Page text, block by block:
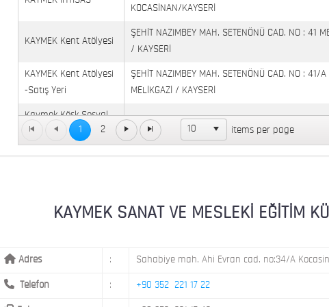
KOCASİNAN/KAYSERİ
KAYMEK Kent Atölyesi
ŞEHİT NAZIMBEY MAH. SETENÖNÜ CAD. NO : 41
/ KAYSERİ
KAYMEK Kent Atölyesi
-Satış Yeri
ŞEHİT NAZIMBEY MAH. SETENÖNÜ CAD. NO : 41/A
MELİKGAZİ / KAYSERİ
Kaymek Köşk Sosyal
Yaşam Merkezi
Köşk Mahallesi, Orgeneral Eşref Bitlis Bulvarı,
KAYMEK MOSTAR
KAYMEK TOKİ
MİMARSİNAN DEMOKRASİ MAH. FATİN RÜŞTÜ
1 2 10 items per page
KAYMEK SANAT VE MESLEKİ EĞİTİM
Adres : Sahabiye mah. Ahi Evran cad. no:34/A
Telefon : +90 352 221 17 22